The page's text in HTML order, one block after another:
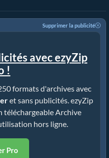
Supprimer la publicité
avec ezyZip
!
formats d'archives avec
et sans publicités. ezyZip
téléchargeable Archive
hors ligne.
Pro